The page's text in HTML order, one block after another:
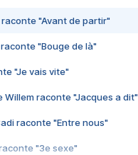
raconte "Avant de partir"
raconte "Bouge de là"
"Je vais vite"
Willem raconte "Jacques a dit"
raconte "Entre nous"
"3e sexe"